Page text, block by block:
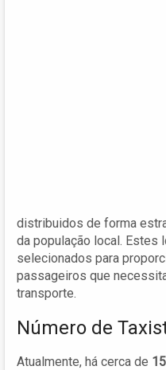
distribuidos de forma
da população local. Estes
selecionados para
passageiros que
transporte.
Número de
Atualmente, há cerca de